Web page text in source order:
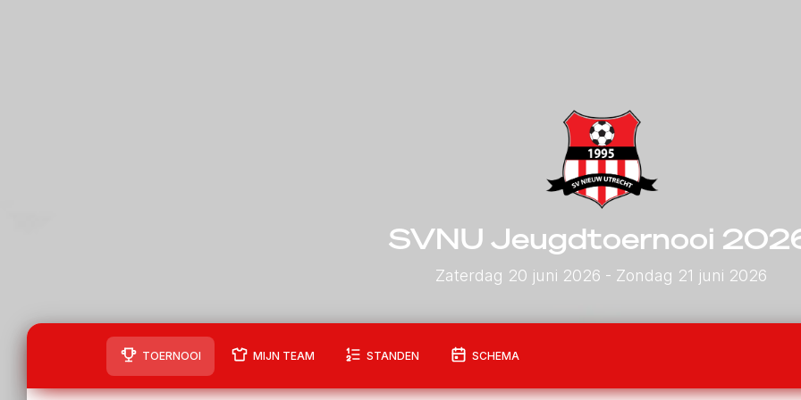
SVNU Jeugdtoernooi
Zaterdag 20 juni 2026 - Zondag 21 juni 2026
TOERNOOI MIJN TEAM STANDEN SCHEMA